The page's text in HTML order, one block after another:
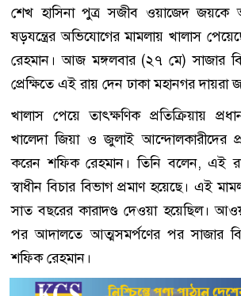
শেখ হাসিনা পুত্র সজীব ওয়াজেদ জয়কে
ষড়যন্ত্রের অভিযোগের মামলায় খালাস
রেহমান। আজ মঙ্গলবার (২৭ মে) সাজার
প্রেক্ষিতে এই রায় দেন ঢাকা মহানগর
খালাস পেয়ে তাৎক্ষণিক প্রতিক্রিয়ায়
খালেদা জিয়া ও জুলাই আন্দোলকারীদের
করেন শফিক রেহমান। তিনি বলেন, এই
স্বাধীন বিচার বিভাগ প্রমাণ হয়েছে। এই
সাত বছরের কারাদণ্ড দেওয়া হয়েছিল।
পর আদালতে আত্মসমর্পণের পর সাজার
শফিক রেহমান।